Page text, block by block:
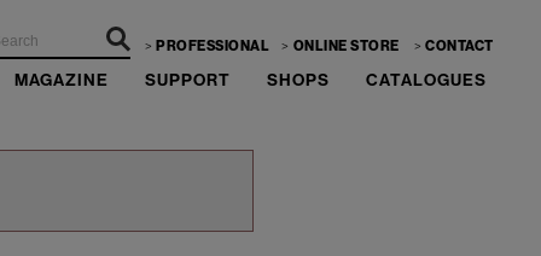
PROFESSIONAL ONLINE STORE CONTACT
MAGAZINE SUPPORT SHOPS CATALOGUES